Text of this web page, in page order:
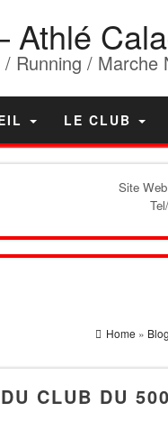
Athlé
Running / Marche
LE CLUB
Site
Home » Blog
CLUB DU